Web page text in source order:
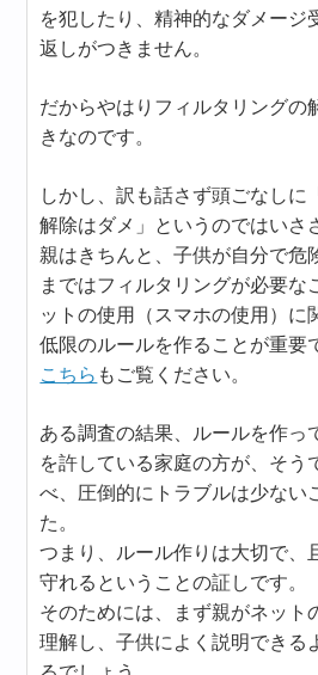
を犯したり、精神的なダメージ
返しがつきません。
だからやはりフィルタリングの
きなのです。
しかし、訳も話さず頭ごなしに
解除はダメ」というのではいさ
親はきちんと、子供が自分で危
まではフィルタリングが必要な
ットの使用（スマホの使用）に
低限のルールを作ることが重要
こちら もご覧ください。
ある調査の結果、ルールを作っ
を許している家庭の方が、そう
べ、圧倒的にトラブルは少ない
た。
つまり、ルール作りは大切で、
守れるということの証しです。
そのためには、まず親がネット
理解し、子供によく説明できる